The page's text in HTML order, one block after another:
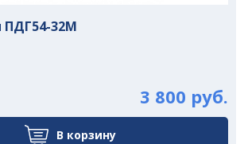
ПДГ54-32М
3 800 руб.
В корзину